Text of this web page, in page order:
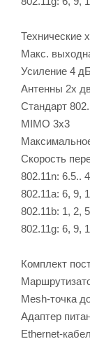
Технические
Макс.
Усиление 4
Антенны 2х
Стандарт
MIMO 3x3
Скорость
802.11n: 6.5..
802.11a: 6, 9,
802.11b: 1, 2,
802.11g: 6, 9,
Комплект
Mesh-точка
Адаптер
Ethernet-